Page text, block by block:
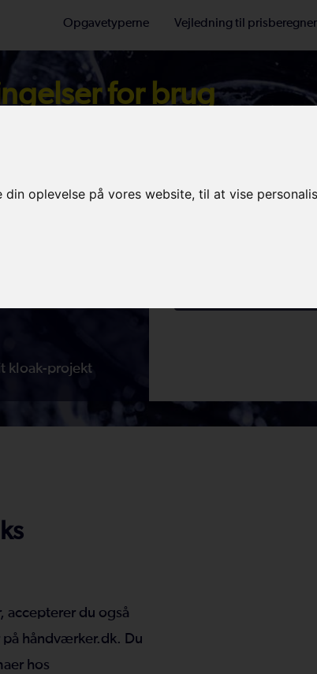
oplevelse på vores website, til at vise
Opgavetyperne Vejledning til
for brug
kloak-projekt
accepterer du også
på håndværker.dk. Du
hos